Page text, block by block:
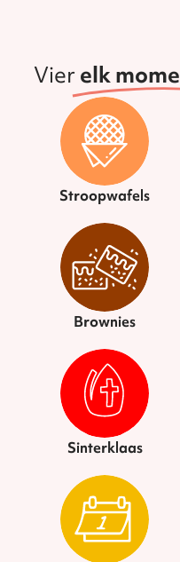
Vier elk
Stroopwafels
Brownies
Sinterklaas